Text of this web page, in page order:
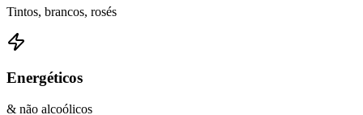
Tintos, brancos, rosés
Energéticos
& não alcoólicos